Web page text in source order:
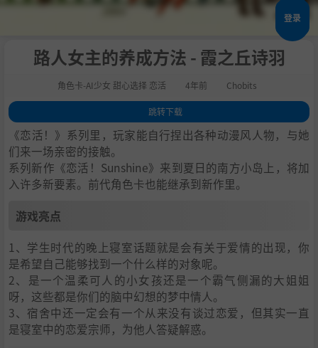
登录
路人女主的养成方法 - 霞之丘诗羽
角色卡-AI少女 甜心选择 恋活 4年前 Chobits
跳转下载
1.游戏亮点
2.人物卡一览
3.恋活sunshine角色卡MOD安装方法
4.下载地址
《恋活！》系列里，玩家能自行捏出各种动漫风人物，与她
们来一场亲密的接触。
系列新作《恋活！Sunshine》来到夏日的南方小岛上，将加
入许多新要素。前代角色卡也能继承到新作里。
游戏亮点
1、学生时代的晚上寝室话题就是会有关于爱情的出现，你
是希望自己能够找到一个什么样的对象呢。
2、是一个温柔可人的小女孩还是一个霸气侧漏的大姐姐
呀，这些都是你们的脑中幻想的梦中情人。
3、宿舍中还一定会有一个从来没有谈过恋爱，但其实一直
是寝室中的恋爱宗师，为他人答疑解惑。